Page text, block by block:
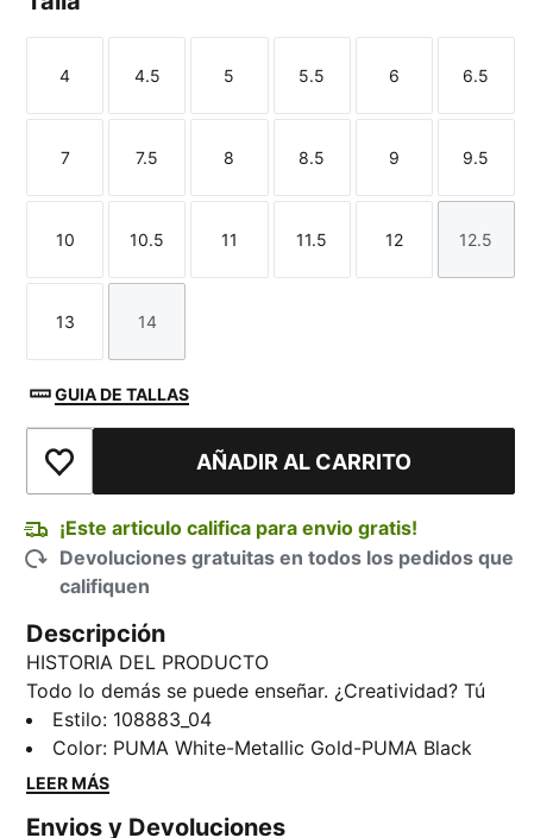
Talla
4
Talla
4.5
Talla
5
Talla
5.5
Talla
6
Talla
6.5
Talla
7
Talla
7.5
Talla
8
Talla
8.5
Talla
9
Talla
9.5
Talla
10
Talla
10.5
Talla
11
Talla
11.5
Talla
12
Talla
12.5
Talla
13
Talla
14
GUIA DE TALLAS
Añadir a la lista de deseosAÑADIR AL CARRITO
¡Este articulo califica para envio gratis!
Devoluciones gratuitas en todos los pedidos que
califiquen
Descripción
HISTORIA DEL PRODUCTO
Todo lo demás se puede enseñar. ¿Creatividad? Tú
decides. Da rienda suelta a tu creatividad con
FUTURE 9 ULTIMATE. La parte superior FUZIONFIT
rediseñada se adapta a ti como una segunda piel,
Estilo: 108883_04
Color: PUMA White-Metallic Gold-PUMA Black
LEER MÁS
Envios y Devoluciones